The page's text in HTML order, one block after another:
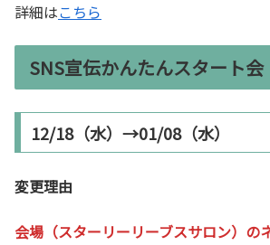
詳細はこちら
SNS宣伝かんたんスタート会
12/18（水）→01/08（水）
変更理由
会場（スターリーリーブスサロン）の